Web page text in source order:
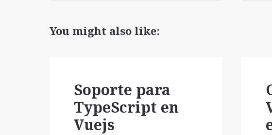
You might also like:
Soporte para
TypeScript en
Vuejs